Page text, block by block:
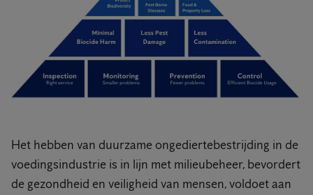
Het hebben van duurzame ongediertebestrijding in de
voedingsindustrie is in lijn met milieubeheer, bevordert
de gezondheid en veiligheid van mensen, voldoet aan